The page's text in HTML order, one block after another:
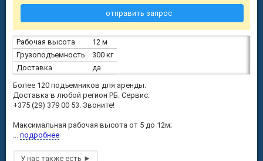
Рабочая высота
12 м
Грузоподъемность
300 кг
Доставка
да
Более 120 подъемников для аренды.
Доставка в любой регион РБ. Сервис.
+375 (29) 379 00 53. Звоните!
Максимальная рабочая высота от 5 до 12м;
подробнее
отправить запрос